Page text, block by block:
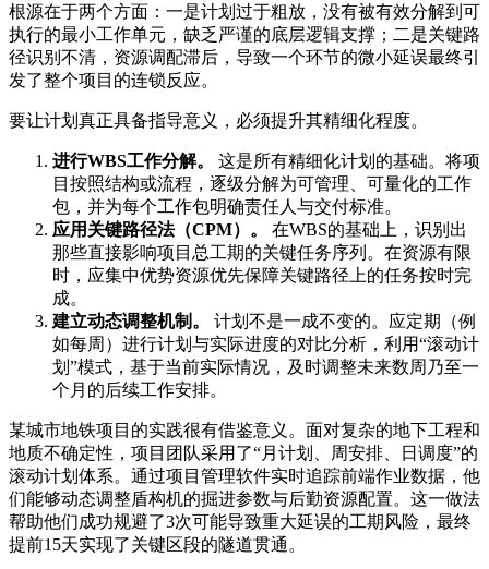
根源在于两个方面：一是计划过于粗放，没有被有效分解到可
执行的最小工作单元，缺乏严谨的底层逻辑支撑；二是关键路
径识别不清，资源调配滞后，导致一个环节的微小延误最终引
发了整个项目的连锁反应。
要让计划真正具备指导意义，必须提升其精细化程度。
进行WBS工作分解。
这是所有精细化计划的基础。将项
目按照结构或流程，逐级分解为可管理、可量化的工作
包，并为每个工作包明确责任人与交付标准。
应用关键路径法（CPM）。
在WBS的基础上，识别出
那些直接影响项目总工期的关键任务序列。在资源有限
时，应集中优势资源优先保障关键路径上的任务按时完
成。
建立动态调整机制。
计划不是一成不变的。应定期（例
如每周）进行计划与实际进度的对比分析，利用“滚动计
划”模式，基于当前实际情况，及时调整未来数周乃至一
个月的后续工作安排。
某城市地铁项目的实践很有借鉴意义。面对复杂的地下工程和
地质不确定性，项目团队采用了“月计划、周安排、日调度”的
滚动计划体系。通过项目管理软件实时追踪前端作业数据，他
们能够动态调整盾构机的掘进参数与后勤资源配置。这一做法
帮助他们成功规避了3次可能导致重大延误的工期风险，最终
提前15天实现了关键区段的隧道贯通。